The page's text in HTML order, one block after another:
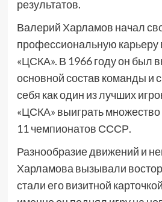
результатов.
Валерий Харламов начал
профессиональную карьеру
«ЦСКА». В 1966 году он был
основной состав команды и
себя как один из лучших
«ЦСКА» выиграть
11 чемпионатов СССР.
Разнообразие движений и
Харламова вызывали
стали его визитной